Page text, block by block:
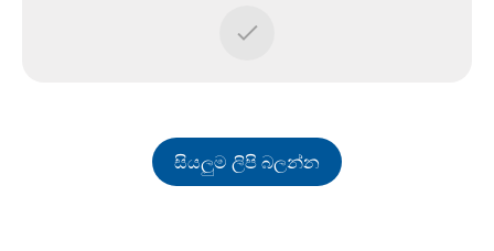
සියලුම ලිපි බලන්න